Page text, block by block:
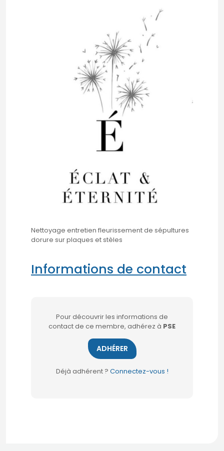
Nettoyage entretien fleurissement de sépultures
dorure sur plaques et stèles
Informations de contact
Pour découvrir les informations de
contact de ce membre, adhérez à PSE
ADHÉRER
Déjà adhérent ? Connectez-vous !